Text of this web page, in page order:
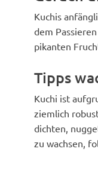
Kuchis
dem
pikanten
Tipps
Kuchi ist
ziemlich
dichten,
zu wachsen,